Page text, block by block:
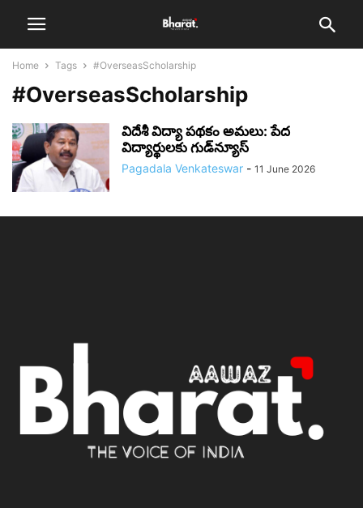
Home Tags #OverseasScholarship
#OverseasScholarship
విదేశీ విద్యా పథకం అమలు: పేద
విద్యార్థులకు గుడ్‌న్యూస్
Pagadala Venkateswar - 11 June 2026